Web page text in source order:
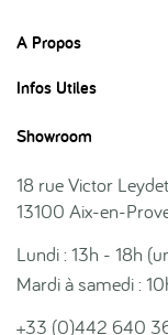
A Propos
Infos Utiles
Showroom
18 rue Victor Leydet
13100 Aix-en-
Lundi : 13h - 18h
Mardi à samedi :
+33 (0)442 640